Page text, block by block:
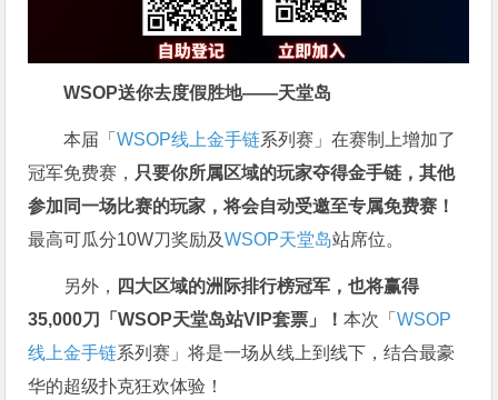
WSOP送你去度假胜地——天堂岛
本届「WSOP线上金手链系列赛」在赛制上增加了
冠军免费赛， 只要你所属区域的玩家夺得金手链，其他
参加同一场比赛的玩家，将会自动受邀至专属免费赛！
最高可瓜分10W刀奖励及WSOP天堂岛站席位。
另外， 四大区域的洲际排行榜冠军，也将赢得
35,000刀「WSOP天堂岛站VIP套票」！本次「WSOP
线上金手链系列赛」将是一场从线上到线下，结合最豪
华的超级扑克狂欢体验！